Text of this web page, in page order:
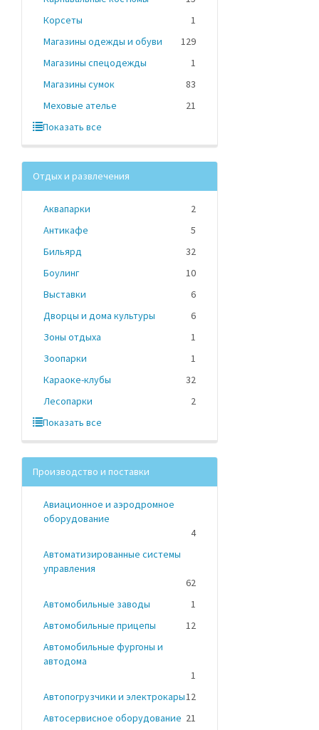
Корсеты
1
Магазины одежды и обуви
129
Магазины спецодежды
1
Магазины сумок
83
Меховые ателье
21
Показать все
Отдых и развлечения
Аквапарки
2
Антикафе
5
Бильярд
32
Боулинг
10
Выставки
6
Дворцы и дома культуры
6
Зоны отдыха
1
Зоопарки
1
Караоке-клубы
32
Лесопарки
2
Показать все
Производство и поставки
Авиационное и аэродромное
оборудование
4
Автоматизированные системы
управления
62
Автомобильные заводы
1
Автомобильные прицепы
12
Автомобильные фургоны и
автодома
1
Автопогрузчики и электрокары12
Автосервисное оборудование 21